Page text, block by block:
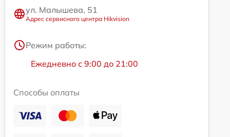
ул. Малышева, 51
Адрес сервисного центра Hikvision
Режим работы:
Ежедневно с 9:00 до 21:00
Способы оплаты